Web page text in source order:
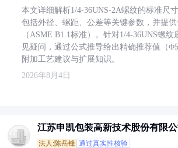
本文详细解析1/4-36UNS-2A螺纹的标准尺
包括外径、螺距、公差等关键参数，并提
（ASME B1.1标准）。针对1/4-36UNS螺纹
见疑问，通过公式推导给出精确推荐值（
附加工艺建议与扩展知识。
2026年8月4日
江苏申凯包装高新技术股份有限公
法人:陈岳锋 通过真实性核验